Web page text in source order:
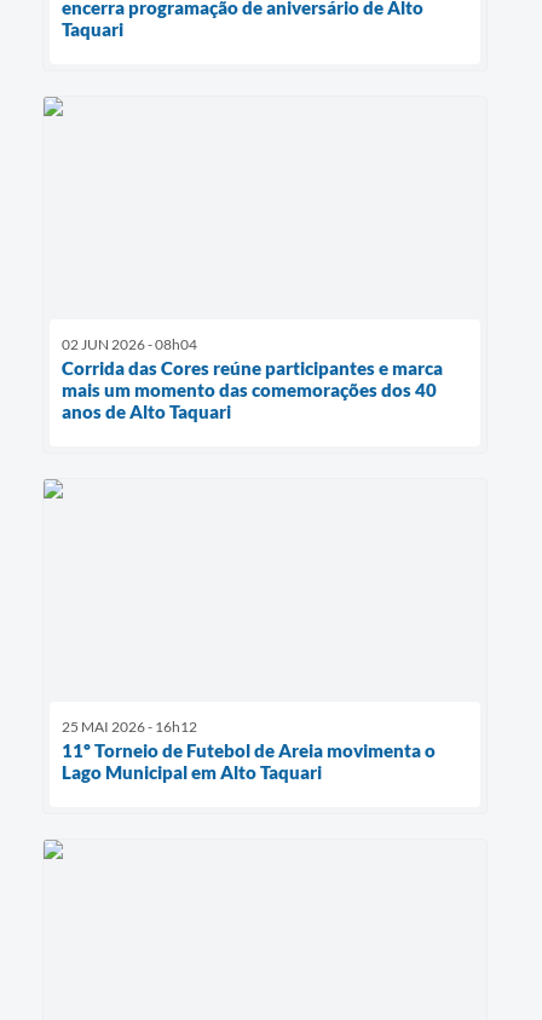
encerra programação de aniversário de Alto
Taquari
02 JUN 2026 - 08h04
Corrida das Cores reúne participantes e marca
mais um momento das comemorações dos 40
anos de Alto Taquari
25 MAI 2026 - 16h12
11º Torneio de Futebol de Areia movimenta o
Lago Municipal em Alto Taquari